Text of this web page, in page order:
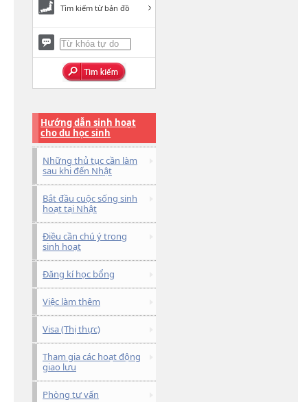
Tìm kiếm từ bản đồ
Hướng dẫn sinh hoạt
cho du học sinh
Những thủ tục cần làm
sau khi đến Nhật
Bắt đầu cuộc sống sinh
hoạt tại Nhật
Điều cần chú ý trong
sinh hoạt
Đăng kí học bổng
Việc làm thêm
Visa (Thị thực)
Tham gia các hoạt động
giao lưu
Phòng tư vấn